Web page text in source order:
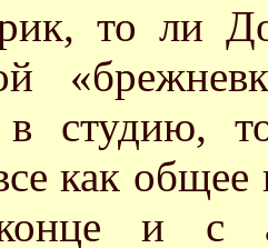
то ли
в студию,
как общее
и с